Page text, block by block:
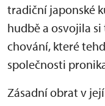
tradiční japonské
hudbě a osvojila
chování, které
společnosti
Zásadní obrat v